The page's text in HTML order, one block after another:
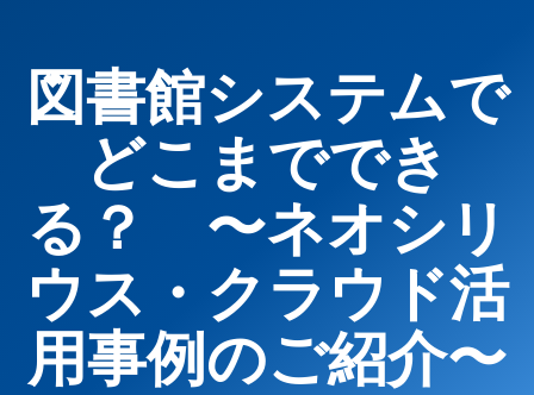
図書館システムで
どこまででき
る？ 〜ネオシリ
ウス・クラウド活
用事例のご紹介〜